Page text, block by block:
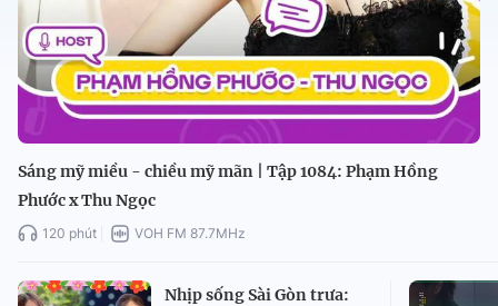
Sáng mỹ miều - chiều mỹ mãn | Tập 1084: Phạm Hồng
Phước x Thu Ngọc
120 phút VOH FM 87.7MHz
Nhịp sống Sài Gòn trưa: